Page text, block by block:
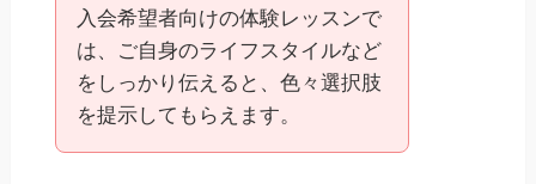
入会希望者向けの体験レッスンで
は、ご自身のライフスタイルなど
をしっかり伝えると、色々選択肢
を提示してもらえます。